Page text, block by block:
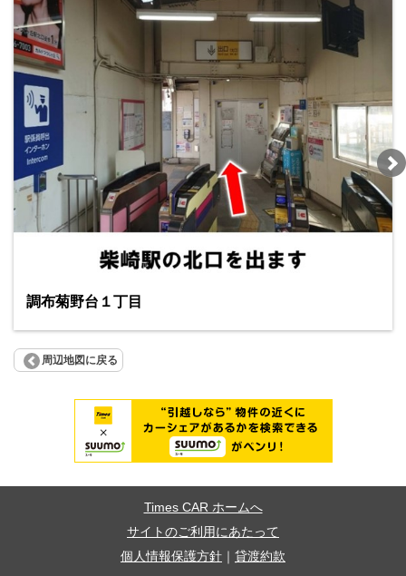
調布菊野台１丁目
周辺地図に戻る
Times CAR ホームへ
サイトのご利用にあたって
個人情報保護方針
貸渡約款